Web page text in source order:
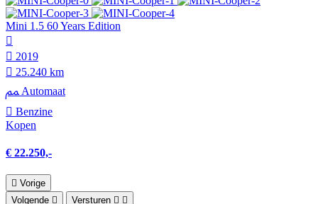
Mini 1.5 60 Years Edition
2019
25.240 km
Automaat
Benzine
Kopen
€ 22.250,-
Vorige
Volgende
Versturen